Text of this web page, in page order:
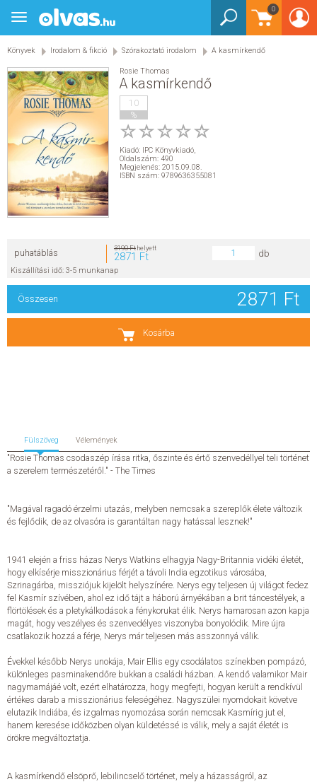
0
Toggle
navigation
Könyvek Irodalom & fikció Szórakoztató irodalom A kasmírkendő
Rosie Thomas
A kasmírkendő
10
%
Kiadó: IPC Könyvkiadó,
Oldalszám: 490
Megjelenés: 2015.09.08.
ISBN szám: 9789636355081
Kosárba
puhatáblás 3190 Fthelyett
2871 Ft db
Kiszállítási idő: 3-5 munkanap
Összesen 2871 Ft
Fülszöveg Vélemények
"Rosie Thomas csodaszép írása ritka, őszinte és értő szenvedéllyel teli történet
a szerelem természetéről." - The Times
"Magával ragadó érzelmi utazás, melyben nemcsak a szereplők élete változik
és fejlődik, de az olvasóra is garantáltan nagy hatással lesznek!"
1941 elején a friss házas Nerys Watkins elhagyja Nagy-Britannia vidéki életét,
hogy elkísérje misszionárius férjét a távoli India egzotikus városába,
Szrinagárba, missziójuk kijelölt helyszínére. Nerys egy teljesen új világot fedez
fel Kasmír szívében, ahol ez idő tájt a háború árnyékában a brit táncestélyek, a
flörtölések és a pletykálkodások a fénykorukat élik. Nerys hamarosan azon kapja
magát, hogy veszélyes és szenvedélyes viszonyba bonyolódik. Mire újra
csatlakozik hozzá a férje, Nerys már teljesen más asszonnyá válik.
Évekkel később Nerys unokája, Mair Ellis egy csodálatos színekben pompázó,
különleges pasminakendőre bukkan a családi házban. A kendő valamikor Mair
nagymamájáé volt, ezért elhatározza, hogy megfejti, hogyan került a rendkívül
értékes darab a misszionárius feleségéhez. Nagyszülei nyomdokait követve
elutazik Indiába, és izgalmas nyomozása során nemcsak Kasmírig jut el,
hanem keresése időközben olyan küldetéssé is válik, mely a saját életét is
örökre megváltoztatja.
A kasmírkendő elsöprő, lebilincselő történet, mely a házasságról, az
BEJELENTKEZÉS
KÖNYVEK
E-KÖNYVEK
EGYÉB TERMÉKEK
STAR WARS
AKCIÓ
NÉPSZERŰ KÖNYVEK
SEGÍTHETEK?
HÍREK
ELŐRENDELHETŐ KIADVÁNYOK
ÚJDONSÁGOK
ELŐRENDELÉSI TOPLISTA
KÍVÁNSÁG TOPLISTA
ELADÁSI SIKERLISTA
ÁLTALÁNOS SZERZŐDÉSI FELTÉTELEK
ADATKEZELÉSI ÉS ADATVÉDELMI SZABÁLYZAT